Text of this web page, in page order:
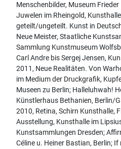
Menschenbilder, Museum
Juwelen im Rheingold,
geteilt/ungeteilt. Kunst in
Neue Meister, Staatliche
Sammlung Kunstmuseum
Carl Andre bis Sergej Jensen,
2011, Neue Realitäten. Von
im Medium der Druckgrafik,
Museen zu Berlin; Halleluhwah!
Künstlerhaus Bethanien, Berlin/
2010, Retina, Schirn Kunsthalle,
Ausstellung, Kunsthalle im
Kunstsammlungen Dresden;
Céline u. Heiner Bastian, Berlin;